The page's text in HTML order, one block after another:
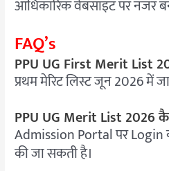
आधिकारिक वेबसाइट पर नजर
FAQ’s
PPU UG First Merit List
प्रथम मेरिट लिस्ट जून 2026 में
PPU UG Merit List 2026
Admission Portal पर Login
की जा सकती है।